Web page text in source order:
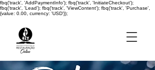
fbq('track', 'AddPaymentInfo'); fbq('track', 'InitiateCheckout');
fbq('track', 'Lead'); fbq('track', 'ViewContent'); fbq('track', 'Purchase',
{value: 0.00, currency: 'USD'});